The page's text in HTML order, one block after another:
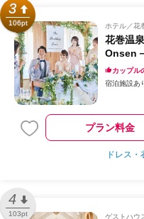
3
106pt ホテル 花
花巻温
Onsen－
カップル
宿泊施設あ
プラン料金
ドレス・
4
103pt ゲストハウ